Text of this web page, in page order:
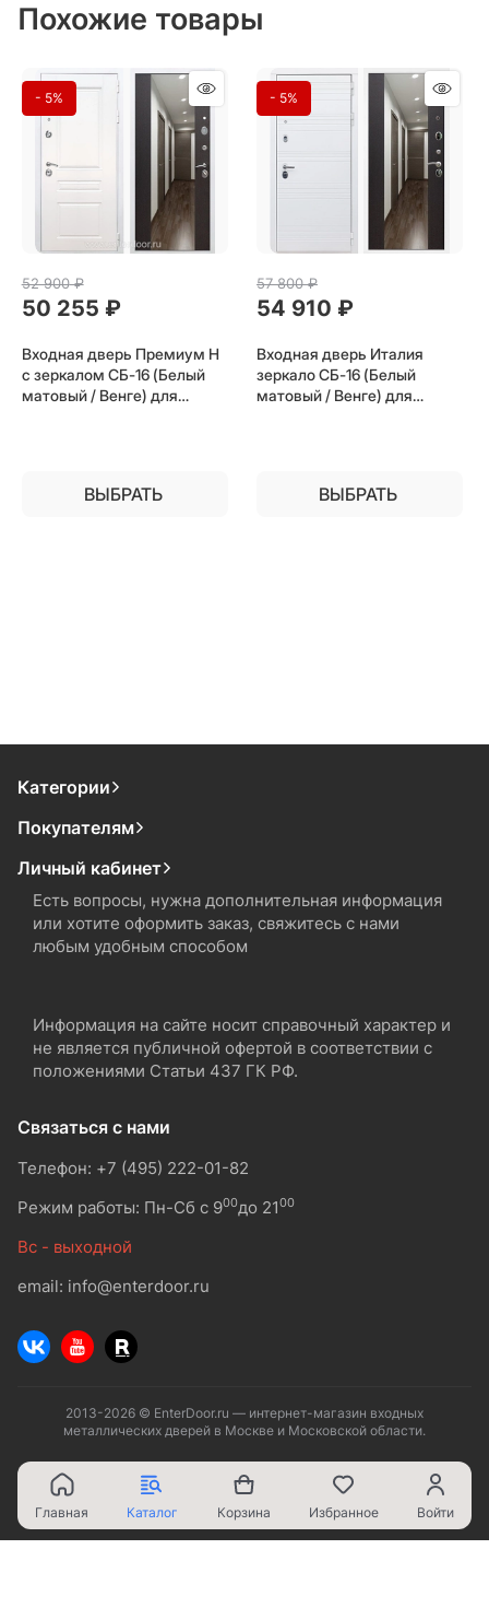
Похожие товары
- 5%
52 900 ₽
50 255 ₽
Входная дверь Премиум Н
с зеркалом СБ-16 (Белый
матовый / Венге) для
ВЫБРАТЬ
- 5%
57 800 ₽
54 910 ₽
Входная дверь Италия
зеркало СБ-16 (Белый
матовый / Венге) для
ВЫБРАТЬ
Категории
Покупателям
Личный кабинет
Есть вопросы, нужна дополнительная информация
или хотите оформить заказ, свяжитесь с нами
любым удобным способом
Информация на сайте носит справочный характер и
не является публичной офертой в соответствии с
положениями Статьи 437 ГК РФ.
Связаться с нами
Телефон: +7 (495) 222-01-82
Режим работы: Пн-Сб с 900до 2100
Вс - выходной
email: info@enterdoor.ru
2013-2026 © EnterDoor.ru — интернет-магазин входных
металлических дверей в Москве и Московской области.
Главная Каталог Корзина Избранное Войти